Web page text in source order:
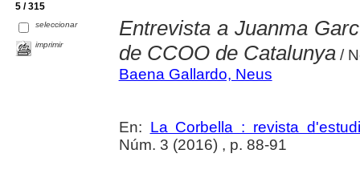
5 / 315
seleccionar
imprimir
Entrevista a Juanma
de CCOO de Catalunya/
Baena Gallardo, Neus
En: La Corbella : revista
Núm. 3 (2016) , p. 88-91